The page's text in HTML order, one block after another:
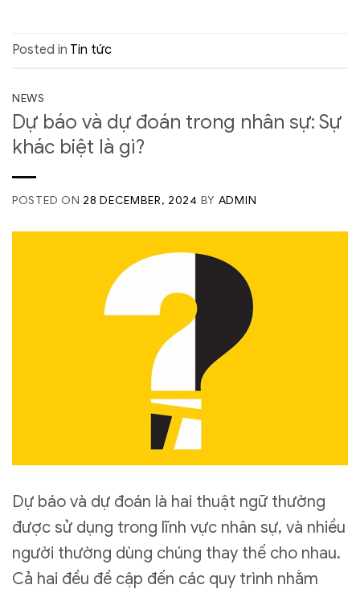
Posted in Tin tức
NEWS
Dự báo và dự đoán trong nhân sự: Sự
khác biệt là gì?
POSTED ON 28 DECEMBER, 2024 BY ADMIN
Dự báo và dự đoán là hai thuật ngữ thường
được sử dụng trong lĩnh vực nhân sự, và nhiều
người thường dùng chúng thay thế cho nhau.
Cả hai đều đề cập đến các quy trình nhằm